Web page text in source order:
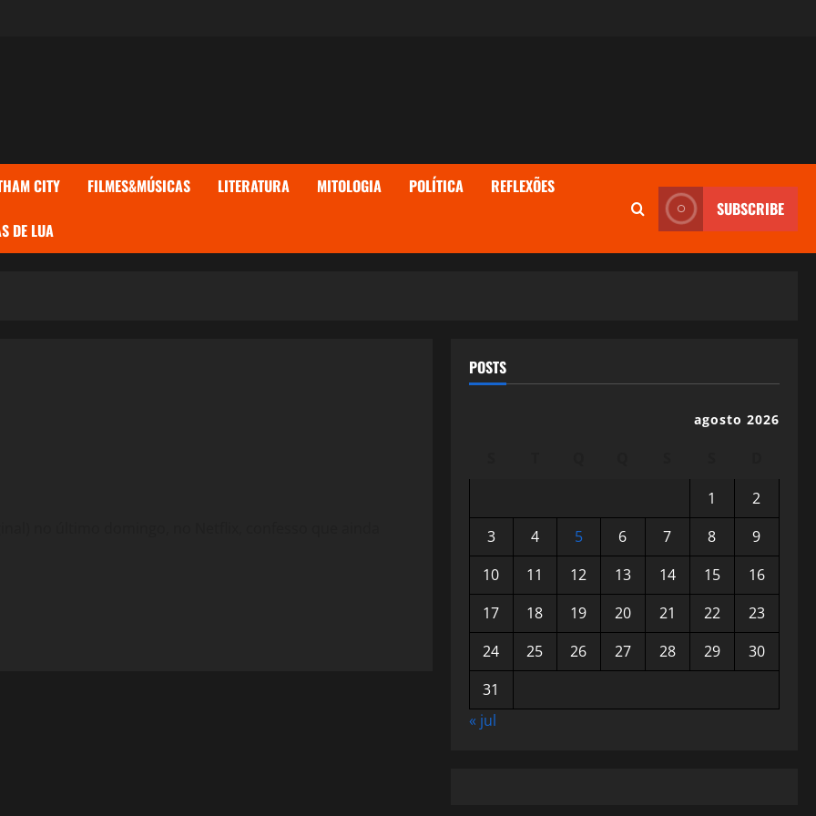
CITY FILMES&MÚSICAS LITERATURA MITOLOGIA POLÍTICA REFLEXÕES
DE LUA
SUBSCRIBE
POSTS
agosto 2026
1
2
3
4 5 6 7 8
9
10
11 12 13 14 15
16
17
18 19 20 21 22
23
24
25 26 27 28 29
30
31
« jul